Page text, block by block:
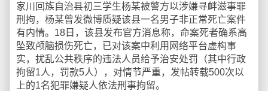
家川回族自治县初三学生杨某被警方以涉嫌寻衅滋事罪
刑拘，杨某曾发微博质疑该县一名男子非正常死亡案件
有内情。18日，该县发布官方消息称，命案死者确系高
坠致颅脑损伤死亡，已对该案中利用网络平台虚构事
实，扰乱公共秩序的违法人员给予治安处罚（其中行政
拘留1人，罚款5人），对情节严重，发帖转载500次以
上的1名犯罪嫌疑人依法刑事拘留。